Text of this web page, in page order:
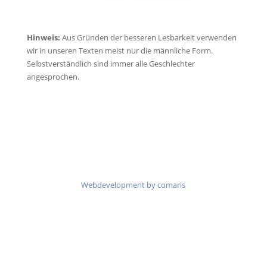
Hinweis: Aus Gründen der besseren Lesbarkeit verwenden
wir in unseren Texten meist nur die männliche Form.
Selbstverständlich sind immer alle Geschlechter
angesprochen.
Webdevelopment by comaris